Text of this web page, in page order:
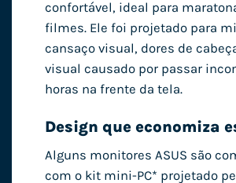
confortável, ideal para
filmes. Ele foi projetado para
cansaço visual, dores de
visual causado por passar
horas na frente da tela.
Design que economiza
Alguns monitores ASUS são
com o kit mini-PC* projetado